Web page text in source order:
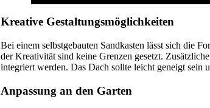
Kreative Gestaltungsmöglichkeiten
Bei einem selbstgebauten Sandkasten lässt sich die
der Kreativität sind keine Grenzen gesetzt.
integriert werden. Das Dach sollte leicht geneigt sein
Anpassung an den Garten